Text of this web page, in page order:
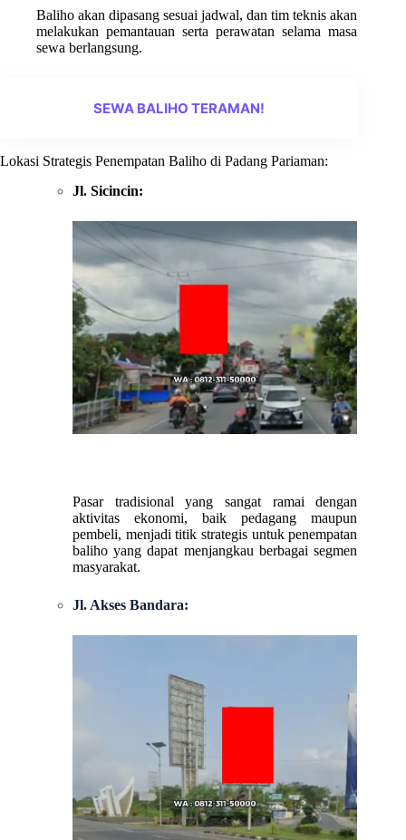
Baliho akan dipasang sesuai jadwal, dan tim teknis akan
melakukan pemantauan serta perawatan selama masa
sewa berlangsung.
SEWA BALIHO TERAMAN!
Lokasi Strategis Penempatan Baliho di Padang Pariaman:
Jl. Sicincin:
Pasar tradisional yang sangat ramai dengan
aktivitas ekonomi, baik pedagang maupun
pembeli, menjadi titik strategis untuk penempatan
baliho yang dapat menjangkau berbagai segmen
masyarakat.
Jl. Akses Bandara: